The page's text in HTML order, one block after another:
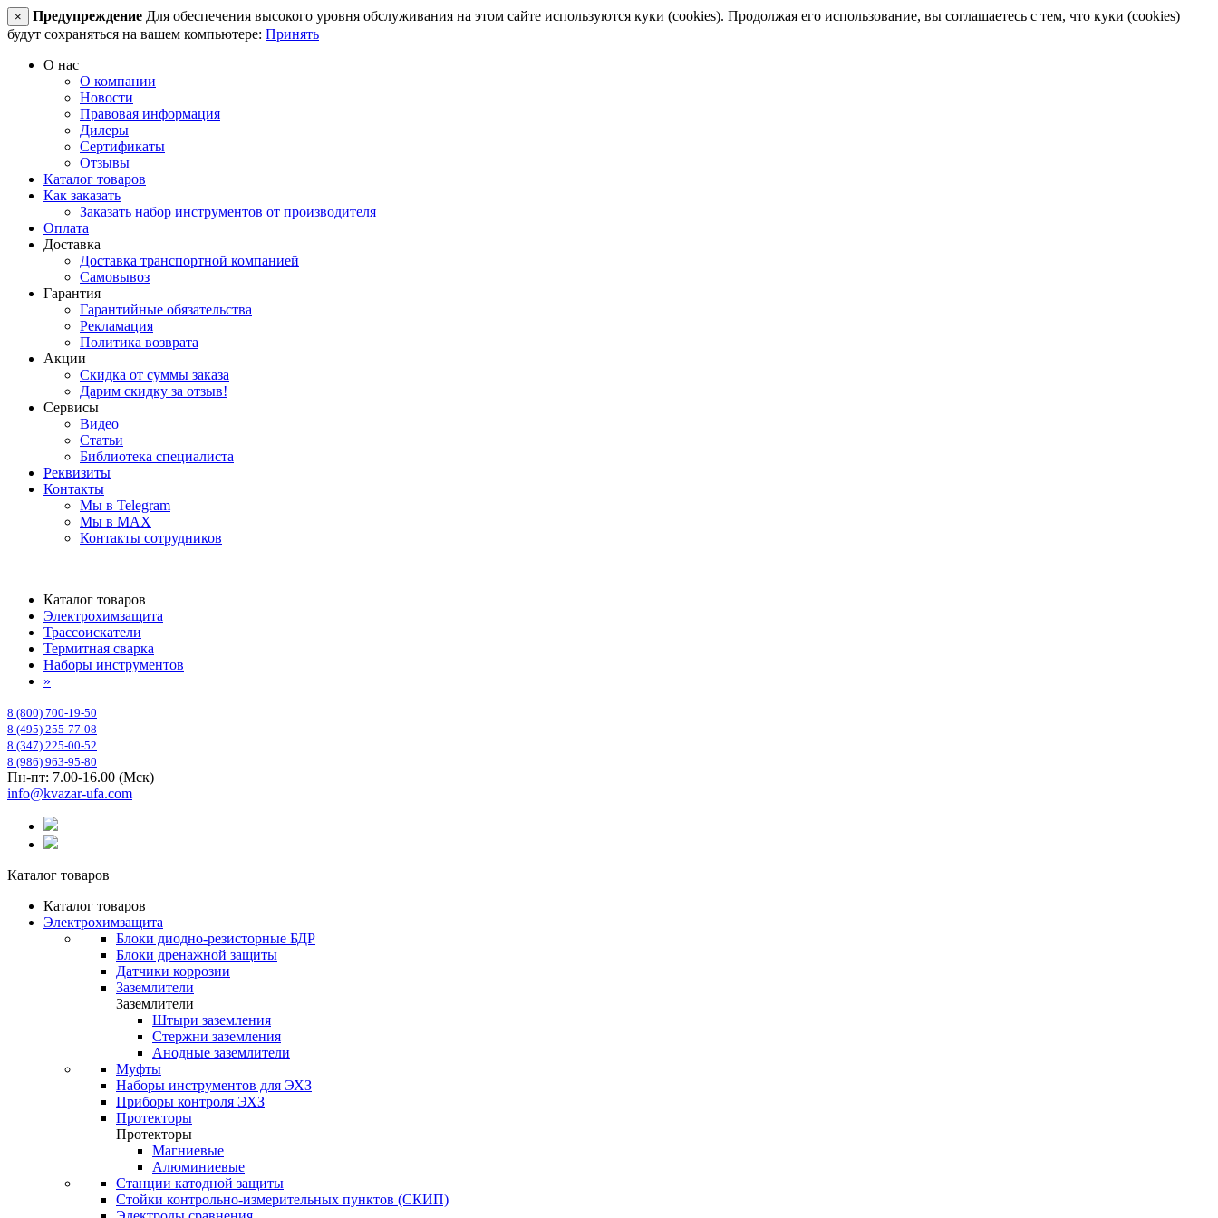
× Предупреждение Для обеспечения высокого уровня обслуживания на этом сайте используются куки (cookies). Продолжая его использование, вы соглашаетесь с тем, что куки (cookies)
будут сохраняться на вашем компьютере: Принять
О нас
О компании
Новости
Правовая информация
Дилеры
Сертификаты
Отзывы
Каталог товаров
Как заказать
Заказать набор инструментов от производителя
Оплата
Доставка
Доставка транспортной компанией
Самовывоз
Гарантия
Гарантийные обязательства
Рекламация
Политика возврата
Акции
Скидка от суммы заказа
Дарим скидку за отзыв!
Сервисы
Видео
Статьи
Библиотека специалиста
Реквизиты
Контакты
Мы в Telegram
Мы в MAX
Контакты сотрудников
Каталог товаров
Электрохимзащита
Трассоискатели
Термитная сварка
Наборы инструментов
»
8 (800) 700-19-50
8 (495) 255-77-08
8 (347) 225-00-52
8 (986) 963-95-80
Пн-пт: 7.00-16.00 (Мск)
info@kvazar-ufa.com
Каталог товаров
Каталог товаров
Электрохимзащита
Блоки диодно-резисторные БДР
Блоки дренажной защиты
Датчики коррозии
Заземлители
Заземлители
Штыри заземления
Стержни заземления
Анодные заземлители
Муфты
Наборы инструментов для ЭХЗ
Приборы контроля ЭХЗ
Протекторы
Протекторы
Магниевые
Алюминиевые
Станции катодной защиты
Стойки контрольно-измерительных пунктов (СКИП)